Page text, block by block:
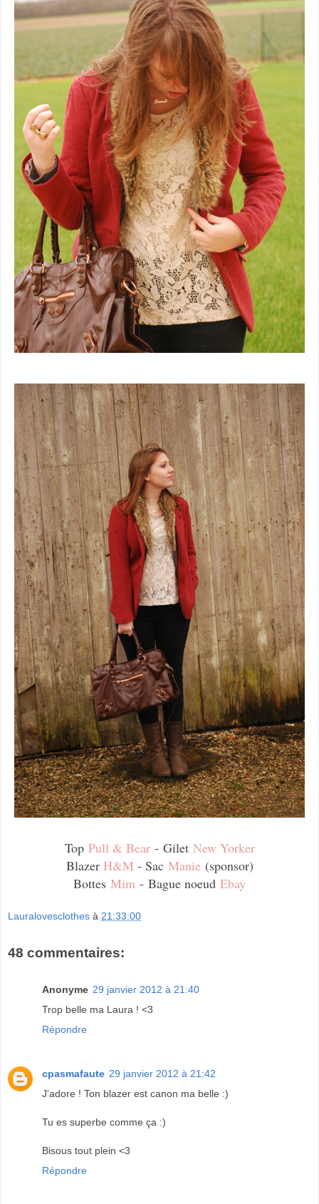
Top Pull & Bear - Gilet New Yorker
Blazer H&M - Sac Manie(sponsor)
Bottes Mim - Bague noeud Ebay
Lauralovesclothes à 21:33:00
48 commentaires:
Anonyme 29 janvier 2012 à 21:40
Trop belle ma Laura ! <3
Répondre
cpasmafaute 29 janvier 2012 à 21:42
J'adore ! Ton blazer est canon ma belle :)
Tu es superbe comme ça :)
Bisous tout plein <3
Répondre